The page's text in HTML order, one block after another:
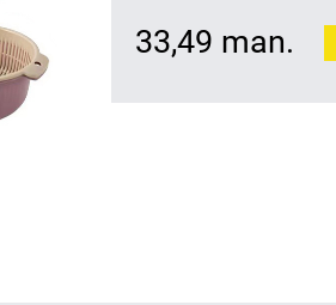
33,49 man.